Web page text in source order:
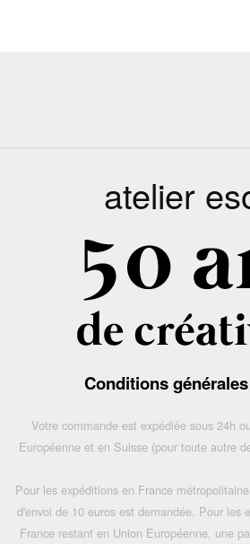
atelier
Conditions
Votre commande est expédiée sous 24h
Européenne et en Suisse (pour toute autre
Pour les expéditions en France
d'envoi de 10 euros est demandée. Pour les
France restant en Union Européenne, une